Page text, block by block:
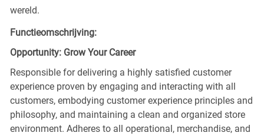
wereld.
Functieomschrijving:
Opportunity: Grow Your Career
Responsible for delivering a highly satisfied customer
experience proven by engaging and interacting with all
customers, embodying customer experience principles and
philosophy, and maintaining a clean and organized store
environment. Adheres to all operational, merchandise, and